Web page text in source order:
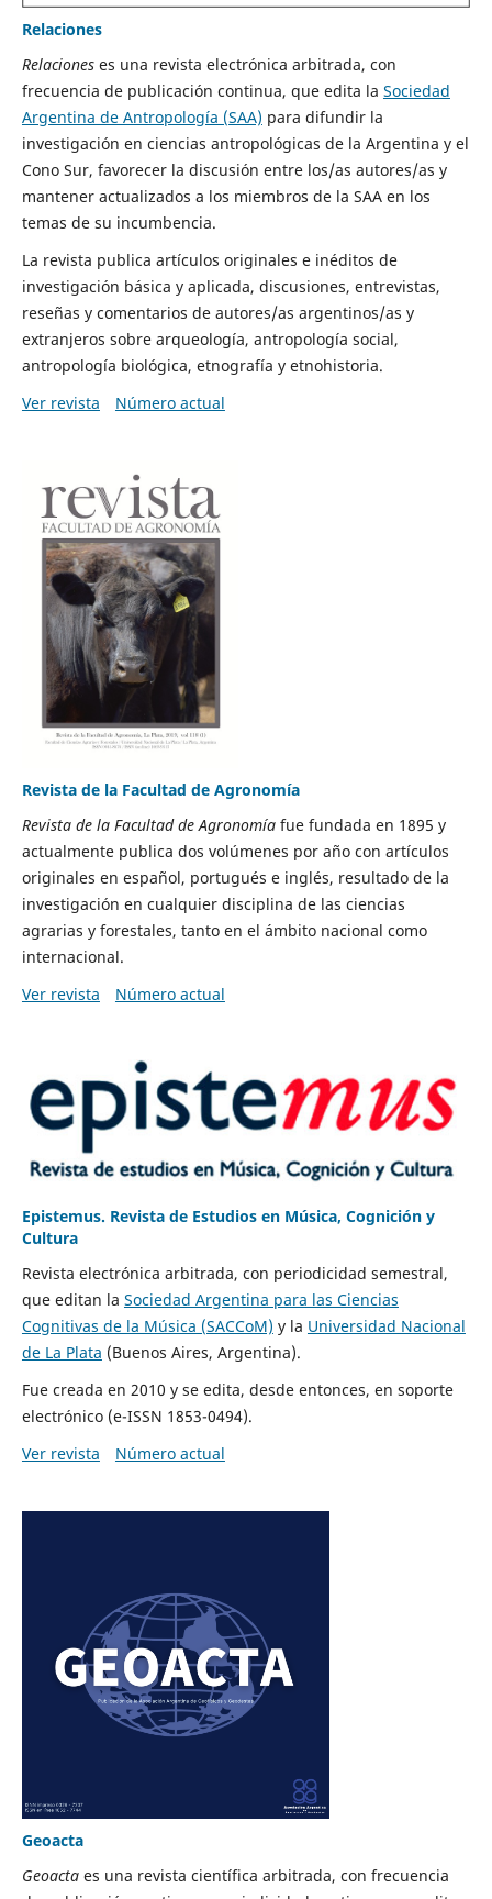
Relaciones
Relacioneses una revista electrónica arbitrada, con
frecuencia de publicación continua, que edita la Sociedad
Argentina de Antropología (SAA) para difundir la
investigación en ciencias antropológicas de la Argentina y el
Cono Sur, favorecer la discusión entre los/as autores/as y
mantener actualizados a los miembros de la SAA en los
temas de su incumbencia.
La revista publica artículos originales e inéditos de
investigación básica y aplicada, discusiones, entrevistas,
reseñas y comentarios de autores/as argentinos/as y
extranjeros sobre arqueología, antropología social,
antropología biológica, etnografía y etnohistoria.
Ver revista
Número actual
Revista de la Facultad de Agronomía
Revista de la Facultad de Agronomíafue fundada en 1895 y
actualmente publica dos volúmenes por año con artículos
originales en español, portugués e inglés, resultado de la
investigación en cualquier disciplina de las ciencias
agrarias y forestales, tanto en el ámbito nacional como
internacional.
Ver revista
Número actual
Epistemus. Revista de Estudios en Música, Cognición y
Cultura
Revista electrónica arbitrada, con periodicidad semestral,
que editan la Sociedad Argentina para las Ciencias
Cognitivas de la Música (SACCoM) y la Universidad Nacional
de La Plata (Buenos Aires, Argentina).
Fue creada en 2010 y se edita, desde entonces, en soporte
electrónico (e-ISSN 1853-0494).
Ver revista
Número actual
Geoacta
Geoactaes una revista científica arbitrada, con frecuencia